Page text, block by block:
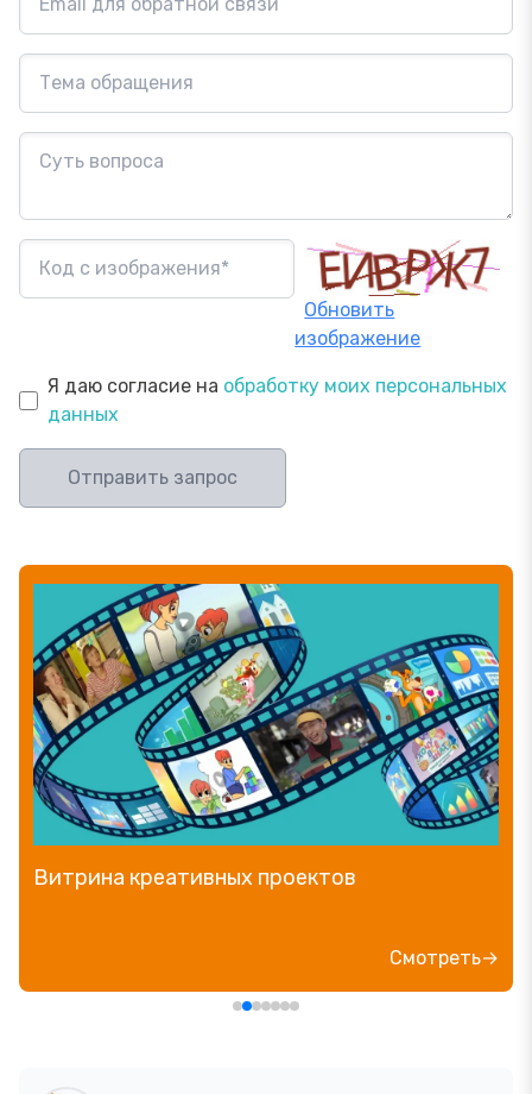
Обновить
изображение
Я даю согласие на обработку моих персональных
данных
Отправить запрос
Прямой эфир «Мошенник VS Финансовый
Посмотреть→